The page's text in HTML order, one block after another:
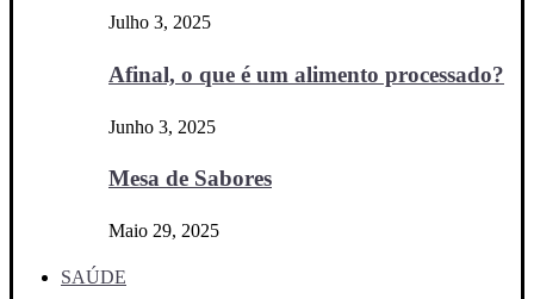
Julho 3, 2025
Afinal, o que é um alimento processado?
Junho 3, 2025
Mesa de Sabores
Maio 29, 2025
SAÚDE